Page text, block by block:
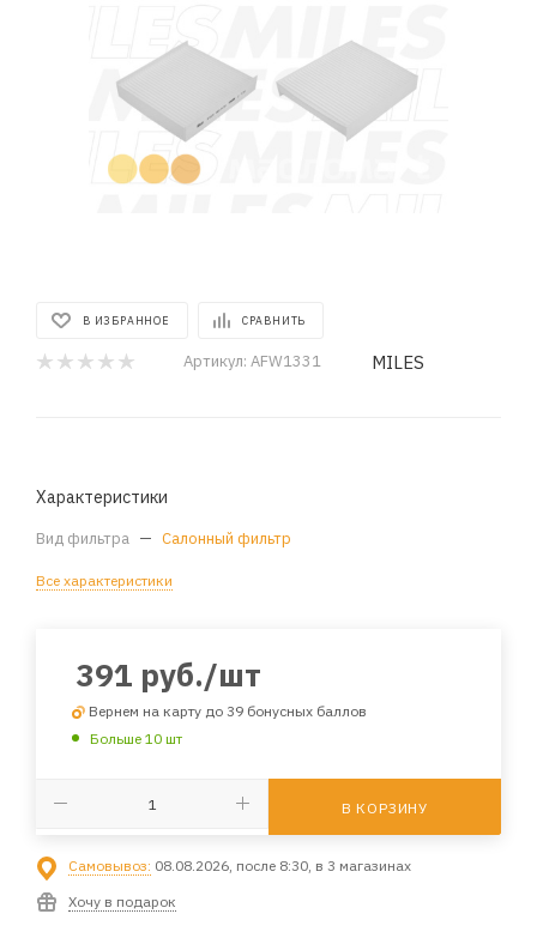
В ИЗБРАННОЕ СРАВНИТЬ
Артикул: AFW1331 MILES
Характеристики
Вид фильтра — Салонный фильтр
Все характеристики
391 руб./шт
Вернем на карту до 39 бонусных баллов
Больше 10 шт
В КОРЗИНУ
Самовывоз: 08.08.2026, после 8:30, в 3 магазинах
Хочу в подарок